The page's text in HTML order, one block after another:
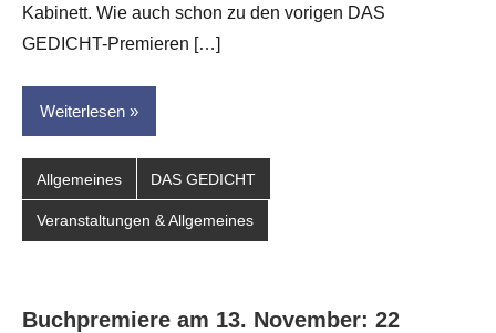
dasgedichtblog
Kabinett. Wie auch schon zu den vorigen DAS
GEDICHT-Premieren […]
Weiterlesen
Allgemeines DAS GEDICHT
Veranstaltungen & Allgemeines
Buchpremiere am 13. November: 22